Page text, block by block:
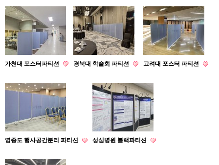
가천대 포스터파티션 경북대 학술회 파티션 고려대 포스터 파티션
영종도 행사공간분리 파티션 성심병원 블랙파티션